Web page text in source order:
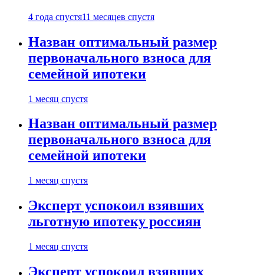
4 года спустя11 месяцев спустя
Назван оптимальный размер
первоначального взноса для
семейной ипотеки
1 месяц спустя
Назван оптимальный размер
первоначального взноса для
семейной ипотеки
1 месяц спустя
Эксперт успокоил взявших
льготную ипотеку россиян
1 месяц спустя
Эксперт успокоил взявших